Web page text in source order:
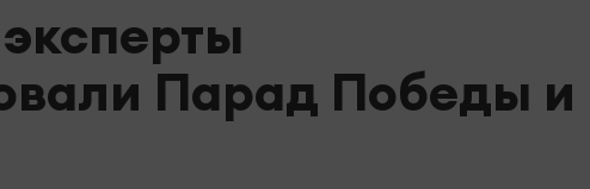
Парад Победы и